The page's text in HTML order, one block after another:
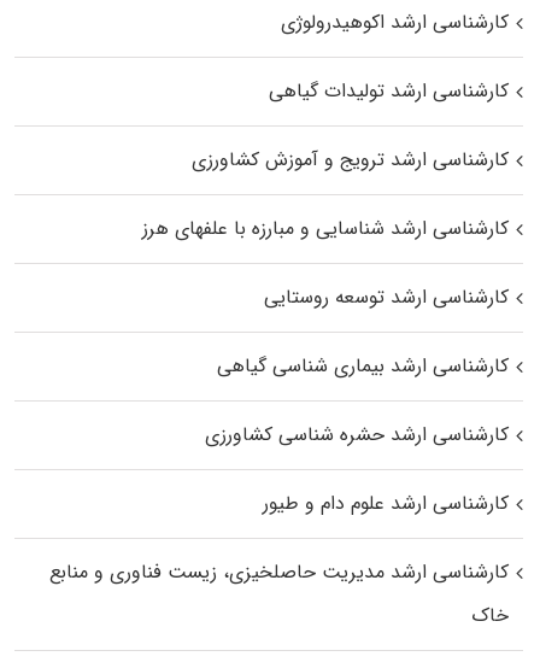
کارشناسی ارشد اکوهیدرولوژی
کارشناسی ارشد تولیدات گیاهی
کارشناسی ارشد ترویج و آموزش کشاورزی
کارشناسی ارشد شناسایی و مبارزه با علفهای هرز
کارشناسی ارشد توسعه روستایی
کارشناسی ارشد بیماری‌ شناسی گیاهی
کارشناسی ارشد حشره‌ شناسی کشاورزی
کارشناسی ارشد علوم دام و طیور
کارشناسی ارشد مدیریت حاصلخیزی، زیست فناوری و منابع
خاک